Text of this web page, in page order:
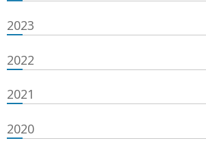
2023
2022
2021
2020